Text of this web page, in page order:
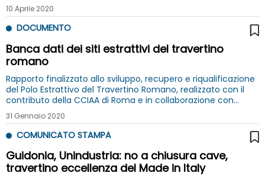
10 Aprile 2020
DOCUMENTO
Banca dati dei siti estrattivi del travertino
romano
Rapporto finalizzato allo sviluppo, recupero e riqualificazione
del Polo Estrattivo del Travertino Romano, realizzato con il
contributo della CCIAA di Roma e in collaborazione con
L'Università di Tor Vergata e di In-TIME Srl
31 Gennaio 2020
COMUNICATO STAMPA
Guidonia, Unindustria: no a chiusura cave,
travertino eccellenza del Made in Italy